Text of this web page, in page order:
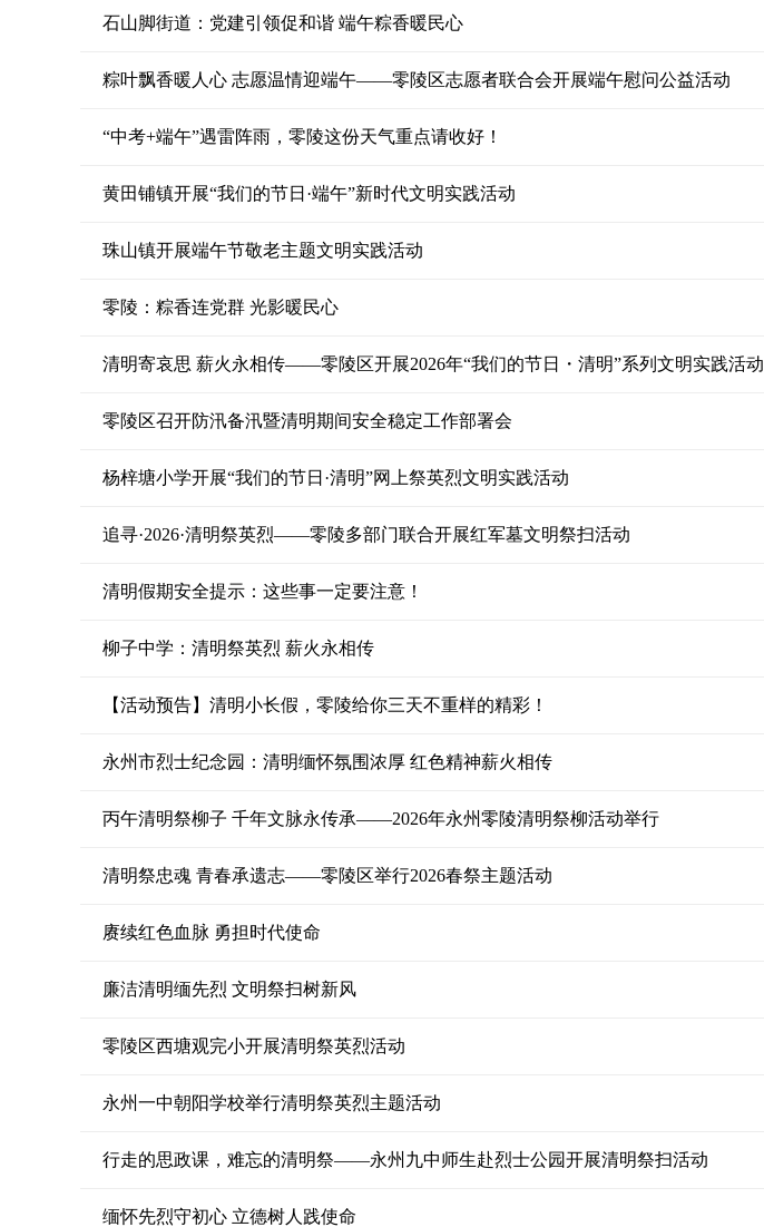
石山脚街道：党建引领促和谐 端午粽香暖民心
粽叶飘香暖人心 志愿温情迎端午——零陵区志愿者联合会开展端午慰问公益活动
“中考+端午”遇雷阵雨，零陵这份天气重点请收好！
黄田铺镇开展“我们的节日·端午”新时代文明实践活动
珠山镇开展端午节敬老主题文明实践活动
零陵：粽香连党群 光影暖民心
清明寄哀思 薪火永相传——零陵区开展2026年“我们的节日・清明”系列文明实践活动
零陵区召开防汛备汛暨清明期间安全稳定工作部署会
杨梓塘小学开展“我们的节日·清明”网上祭英烈文明实践活动
追寻·2026·清明祭英烈——零陵多部门联合开展红军墓文明祭扫活动
清明假期安全提示：这些事一定要注意！
柳子中学：清明祭英烈 薪火永相传
【活动预告】清明小长假，零陵给你三天不重样的精彩！
永州市烈士纪念园：清明缅怀氛围浓厚 红色精神薪火相传
丙午清明祭柳子 千年文脉永传承——2026年永州零陵清明祭柳活动举行
清明祭忠魂 青春承遗志——零陵区举行2026春祭主题活动
赓续红色血脉 勇担时代使命
廉洁清明缅先烈 文明祭扫树新风
零陵区西塘观完小开展清明祭英烈活动
永州一中朝阳学校举行清明祭英烈主题活动
行走的思政课，难忘的清明祭——永州九中师生赴烈士公园开展清明祭扫活动
缅怀先烈守初心 立德树人践使命